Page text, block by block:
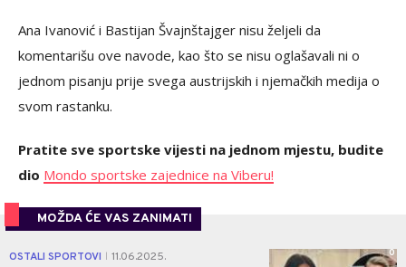
Ana Ivanović i Bastijan Švajnštajger nisu željeli da
komentarišu ove navode, kao što se nisu oglašavali ni o
jednom pisanju prije svega austrijskih i njemačkih medija o
svom rastanku.
Pratite sve sportske vijesti na jednom mjestu, budite
dio Mondo sportske zajednice na Viberu!
MOŽDA ĆE VAS ZANIMATI
OSTALI SPORTOVI 11.06.2025. 0